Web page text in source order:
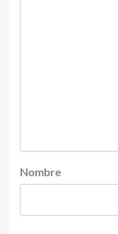
Nombre